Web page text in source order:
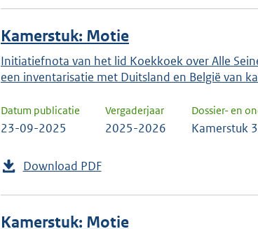
Kamerstuk: Motie
Initiatiefnota van het lid Koekkoek over Alle
een inventarisatie met Duitsland en België van
Datum publicatie
23-09-2025
Vergaderjaar
2025-2026
Dossier- en
Kamerstuk
Download PDF
Kamerstuk: Motie